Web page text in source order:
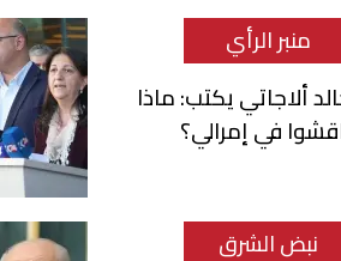
منبر الرأي
ألاجاتي يكتب: ماذا
في إمرالي؟
نبض الشرق